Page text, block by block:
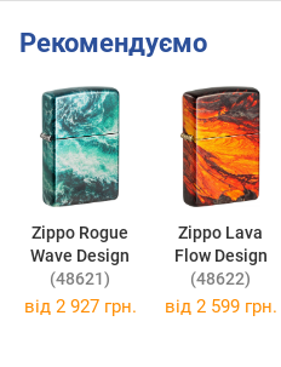
Рекомендуємо
Zippo Rogue
Wave Design
(48621)
Zippo Lava
Flow Design
(48622)
від 2 927 грн. від 2 599 грн.